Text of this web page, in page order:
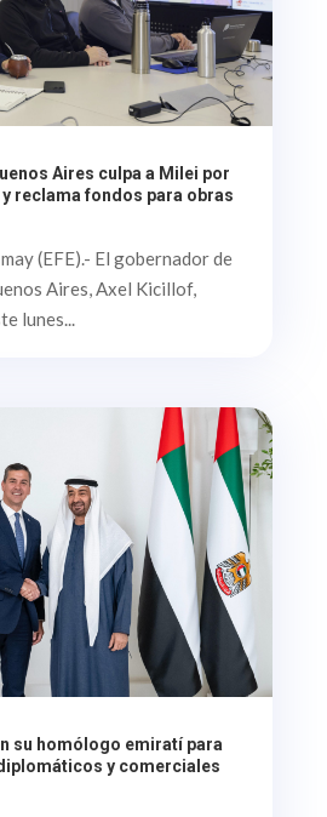
Aires culpa a Milei por
reclama fondos para obras
(EFE).- El gobernador de
Aires, Axel Kicillof,
lunes...
su homólogo emiratí para
y comerciales